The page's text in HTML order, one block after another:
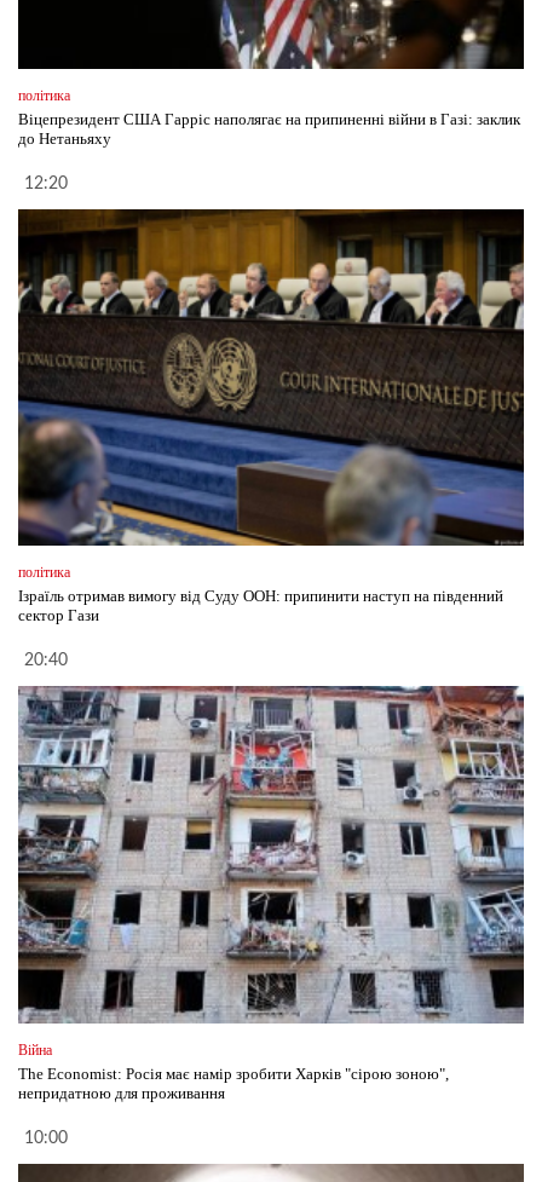
політика
Віцепрезидент США Гарріс наполягає на припиненні війни в Газі: заклик
до Нетаньяху
12:20
політика
Ізраїль отримав вимогу від Суду ООН: припинити наступ на південний
сектор Гази
20:40
Війна
The Economist: Росія має намір зробити Харків "сірою зоною",
непридатною для проживання
10:00